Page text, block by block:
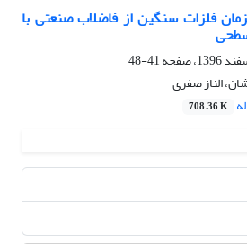
فلزات سنگین از فاضلاب صنعتی با
41-48
الناز صفری
708.36 K